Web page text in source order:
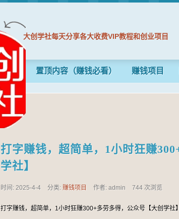
大创学社每天分享各大收费VIP教程和创业项目
置顶内容（赚钱必看） 赚钱项目
打字赚钱，超简单，1小时狂赚
学社】
时间: 2025-4-4 分类: 赚钱项目 作者: admin 744 次浏览
打字赚钱，超简单，1小时狂赚300+多劳多得，公众号【大创学社】